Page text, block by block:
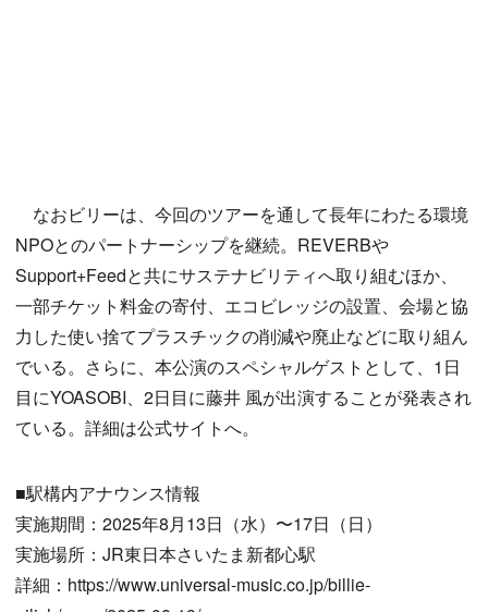
なおビリーは、今回のツアーを通して長年にわたる環境
NPOとのパートナーシップを継続。REVERBや
Support+Feedと共にサステナビリティへ取り組むほか、
一部チケット料金の寄付、エコビレッジの設置、会場と協
力した使い捨てプラスチックの削減や廃止などに取り組ん
でいる。さらに、本公演のスペシャルゲストとして、1日
目にYOASOBI、2日目に藤井 風が出演することが発表され
ている。詳細は公式サイトへ。
■駅構内アナウンス情報
実施期間：2025年8月13日（水）〜17日（日）
実施場所：JR東日本さいたま新都心駅
詳細：https://www.universal-music.co.jp/billie-